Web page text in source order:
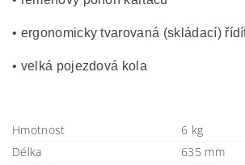
• ergonomicky tvarovaná (skládací)
• velká pojezdová kola
Hmotnost
6 kg
Délka
635 mm